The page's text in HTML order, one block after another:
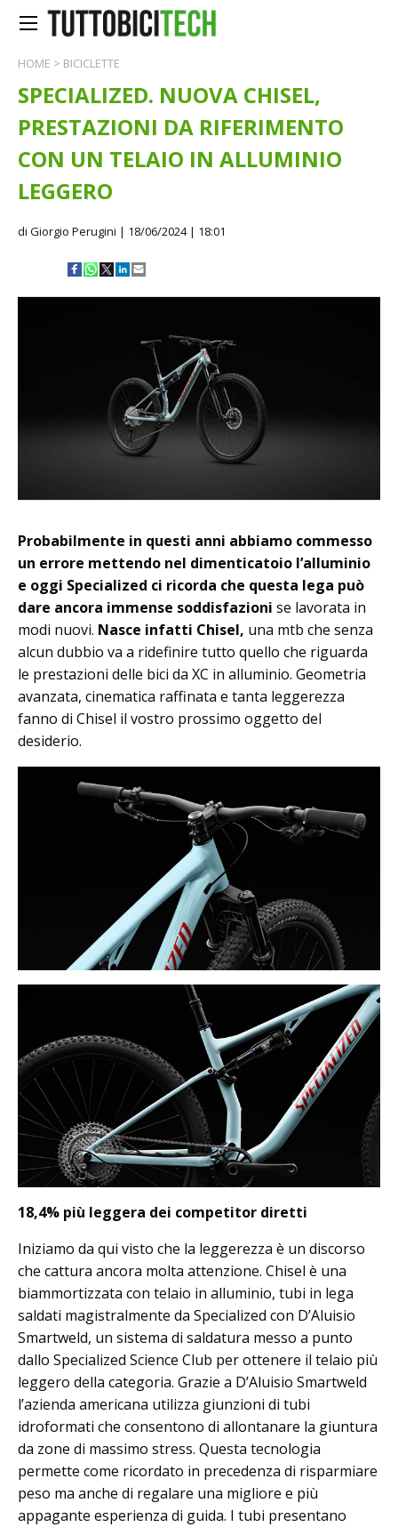
HOME > BICICLETTE
SPECIALIZED. NUOVA CHISEL,
PRESTAZIONI DA RIFERIMENTO
CON UN TELAIO IN ALLUMINIO
LEGGERO
di Giorgio Perugini | 18/06/2024 | 18:01
Probabilmente in questi anni abbiamo commesso
un errore mettendo nel dimenticatoio l’alluminio
e oggi Specialized ci ricorda che questa lega può
dare ancora immense soddisfazioni se lavorata in
modi nuovi. Nasce infatti Chisel, una mtb che senza
alcun dubbio va a ridefinire tutto quello che riguarda
le prestazioni delle bici da XC in alluminio. Geometria
avanzata, cinematica raffinata e tanta leggerezza
fanno di Chisel il vostro prossimo oggetto del
desiderio.
18,4% più leggera dei competitor diretti
Iniziamo da qui visto che la leggerezza è un discorso
che cattura ancora molta attenzione. Chisel è una
biammortizzata con telaio in alluminio, tubi in lega
saldati magistralmente da Specialized con D’Aluisio
Smartweld, un sistema di saldatura messo a punto
dallo Specialized Science Club per ottenere il telaio più
leggero della categoria. Grazie a D’Aluisio Smartweld
l’azienda americana utilizza giunzioni di tubi
idroformati che consentono di allontanare la giuntura
da zone di massimo stress. Questa tecnologia
permette come ricordato in precedenza di risparmiare
peso ma anche di regalare una migliore e più
appagante esperienza di guida. I tubi presentano